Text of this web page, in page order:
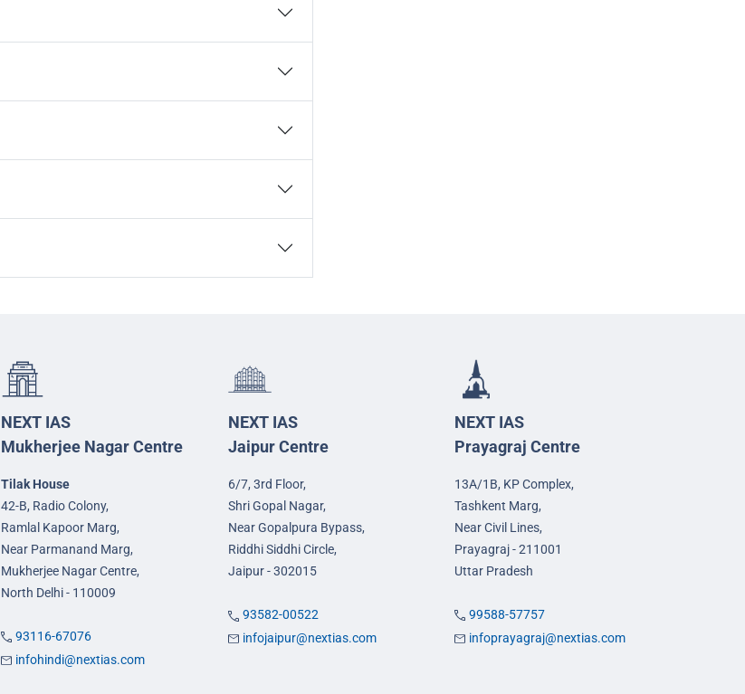
NEXT IAS
Mukherjee Nagar Centre
Tilak House
42-B, Radio Colony,
Ramlal Kapoor Marg,
Near Parmanand Marg,
Mukherjee Nagar Centre,
North Delhi - 110009
93116-67076
infohindi@nextias.com
NEXT IAS
Jaipur Centre
6/7, 3rd Floor,
Shri Gopal Nagar,
Near Gopalpura Bypass,
Riddhi Siddhi Circle,
Jaipur - 302015
93582-00522
infojaipur@nextias.com
NEXT IAS
Prayagraj Centre
13A/1B, KP Complex,
Tashkent Marg,
Near Civil Lines,
Prayagraj - 211001
Uttar Pradesh
99588-57757
infoprayagraj@nextias.com